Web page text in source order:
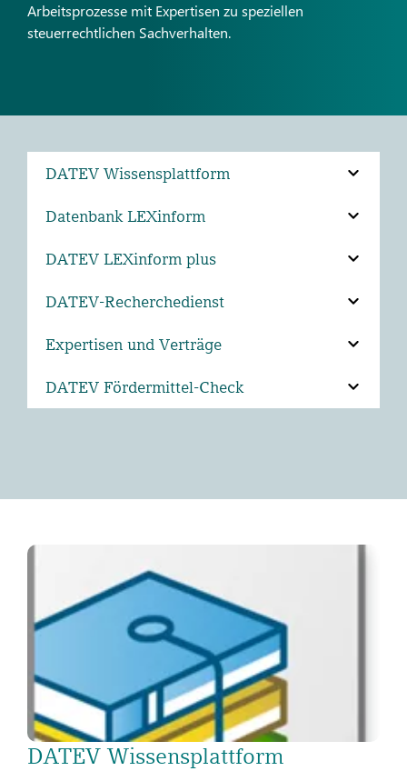
Arbeitsprozesse mit Expertisen zu speziellen
steuerrechtlichen Sachverhalten.
DATEV Wissensplattform
Datenbank LEXinform
DATEV LEXinform plus
DATEV-Recherchedienst
Expertisen und Verträge
DATEV Fördermittel-Check
DATEV Wissensplattform